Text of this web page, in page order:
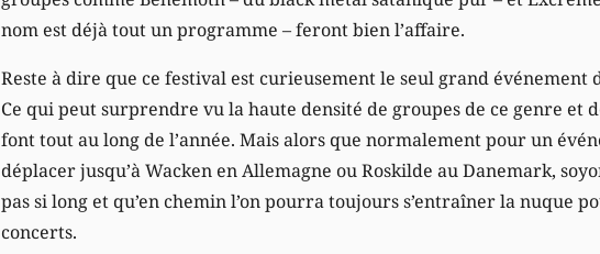
nom est déjà tout un programme – feront bien l’affaire.
Reste à dire que ce festival est curieusement le seul grand événement
Ce qui peut surprendre vu la haute densité de groupes de ce genre et
font tout au long de l’année. Mais alors que normalement pour un
déplacer jusqu’à Wacken en Allemagne ou Roskilde au Danemark,
pas si long et qu’en chemin l’on pourra toujours s’entraîner la nuque
concerts.